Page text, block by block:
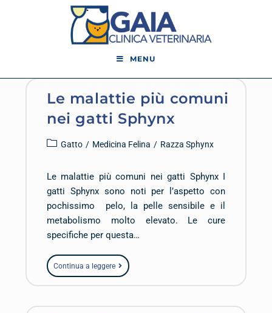
MENU
Le malattie più comuni
nei gatti Sphynx
Gatto / Medicina Felina / Razza Sphynx
Le malattie più comuni nei gatti Sphynx I
gatti Sphynx sono noti per l’aspetto con
pochissimo pelo, la pelle sensibile e il
metabolismo molto elevato. Le cure
specifiche per questa…
Continua a leggere